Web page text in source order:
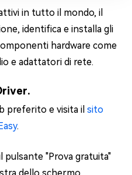
in tutto il mondo, il
identifica e installa gli
hardware come
e adattatori di rete.
preferito e visita il sito
.
pulsante "Prova gratuita"
dello schermo.